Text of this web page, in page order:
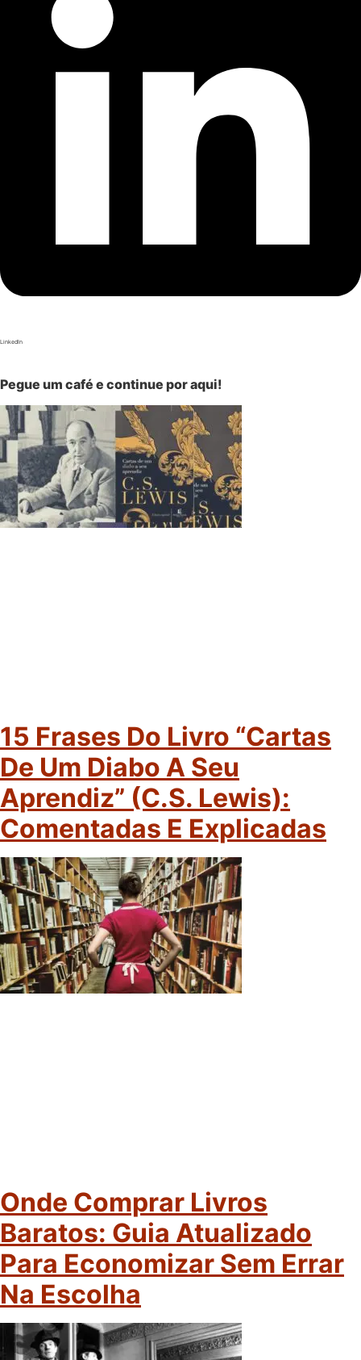
LinkedIn
Pegue um café e continue por aqui!
15 Frases Do Livro “Cartas
De Um Diabo A Seu
Aprendiz” (C.S. Lewis):
Comentadas E Explicadas
Onde Comprar Livros
Baratos: Guia Atualizado
Para Economizar Sem Errar
Na Escolha